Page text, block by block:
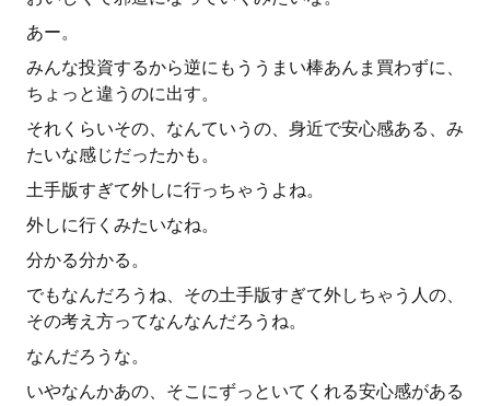
あー。
みんな投資するから逆にもううまい棒あんま買わずに、
ちょっと違うのに出す。
それくらいその、なんていうの、身近で安心感ある、み
たいな感じだったかも。
土手版すぎて外しに行っちゃうよね。
外しに行くみたいなね。
分かる分かる。
でもなんだろうね、その土手版すぎて外しちゃう人の、
その考え方ってなんなんだろうね。
なんだろうな。
いやなんかあの、そこにずっといてくれる安心感がある